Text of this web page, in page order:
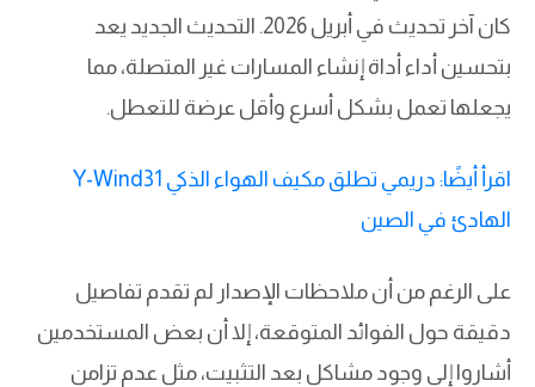
كان آخر تحديث في أبريل 2026. التحديث الجديد يعد
بتحسين أداء أداة إنشاء المسارات غير المتصلة، مما
يجعلها تعمل بشكل أسرع وأقل عرضة للتعطل.
اقرأ أيضًا: دريمي تطلق مكيف الهواء الذكي Y-Wind31
الهادئ في الصين
على الرغم من أن ملاحظات الإصدار لم تقدم تفاصيل
دقيقة حول الفوائد المتوقعة، إلا أن بعض المستخدمين
أشاروا إلى وجود مشاكل بعد التثبيت، مثل عدم تزامن